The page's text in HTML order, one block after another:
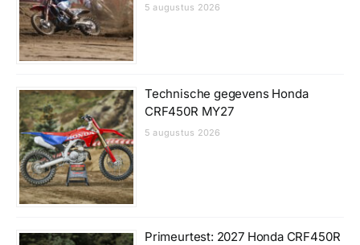
5 augustus 2026
Technische gegevens Honda
CRF450R MY27
5 augustus 2026
Primeurtest: 2027 Honda CRF450R